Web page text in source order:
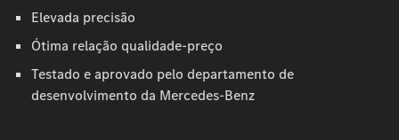
Elevada precisão
Ótima relação qualidade-preço
Testado e aprovado pelo departamento de
desenvolvimento da Mercedes-Benz